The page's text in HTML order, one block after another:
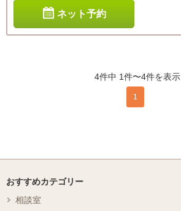
ネット予約
4件中 1件〜4件を表示
1
おすすめカテゴリー
相談室